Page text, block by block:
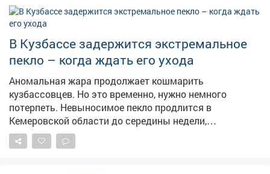
выписали штраф – 2 тысячи рублей. Отмечается, что
решается вопрос о привлечении работодателя к
ответственности за незаконное привлечение
иностранцев к труду.
В Кузбассе задержится экстремальное
пекло – когда ждать его ухода
Аномальная жара продолжает кошмарить
кузбассовцев. Но это временно, нужно немного
потерпеть. Невыносимое пекло продлится в
Кемеровской области до середины недели,
рассказали сайту VSE42.Ru в Кемеровском
гидрометцентре. – Аномально жарко будет до 6